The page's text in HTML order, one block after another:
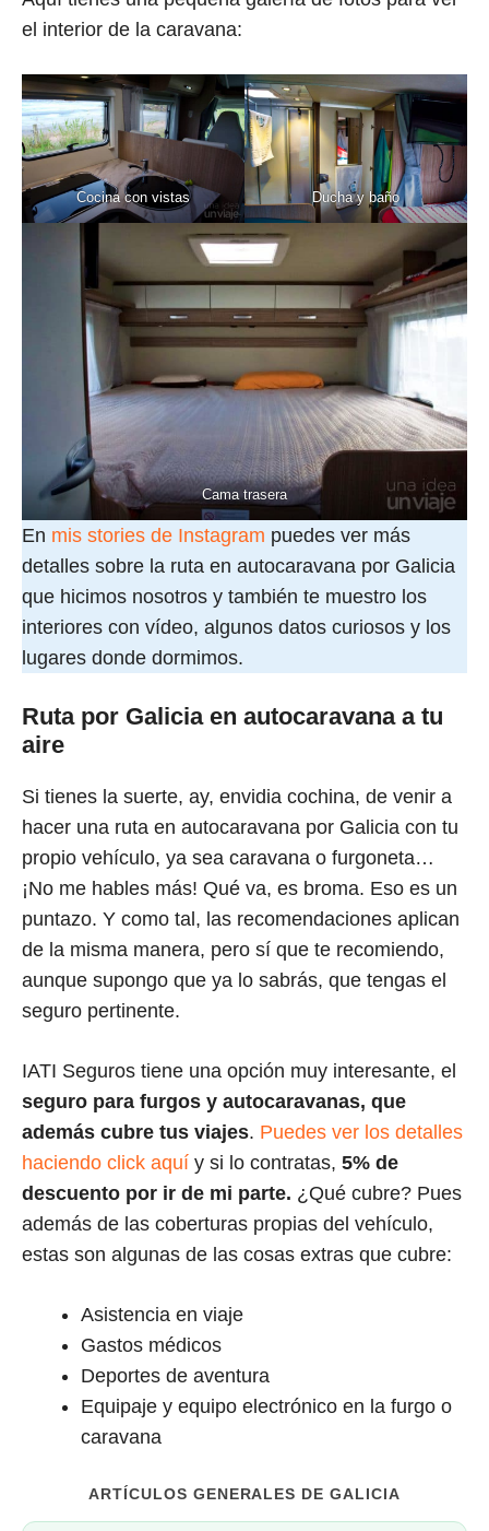
el interior de la caravana:
Cocina con vistas Ducha y baño
Cama trasera
En mis stories de Instagram puedes ver más
detalles sobre la ruta en autocaravana por Galicia
que hicimos nosotros y también te muestro los
interiores con vídeo, algunos datos curiosos y los
lugares donde dormimos.
Ruta por Galicia en autocaravana a tu
aire
Si tienes la suerte, ay, envidia cochina, de venir a
hacer una ruta en autocaravana por Galicia con tu
propio vehículo, ya sea caravana o furgoneta…
¡No me hables más! Qué va, es broma. Eso es un
puntazo. Y como tal, las recomendaciones aplican
de la misma manera, pero sí que te recomiendo,
aunque supongo que ya lo sabrás, que tengas el
seguro pertinente.
IATI Seguros tiene una opción muy interesante, el
seguro para furgos y autocaravanas, que
además cubre tus viajes. Puedes ver los detalles
haciendo click aquí y si lo contratas, 5% de
descuento por ir de mi parte. ¿Qué cubre? Pues
además de las coberturas propias del vehículo,
estas son algunas de las cosas extras que cubre:
Asistencia en viaje
Gastos médicos
Deportes de aventura
Equipaje y equipo electrónico en la furgo o
caravana
ARTÍCULOS GENERALES DE GALICIA